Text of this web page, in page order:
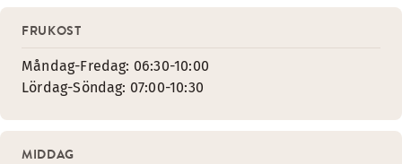
FRUKOST
Måndag-Fredag: 06:30-10:00
Lördag-Söndag: 07:00-10:30
MIDDAG